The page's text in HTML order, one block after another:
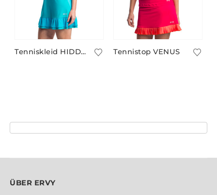
Tenniskleid HIDDENSEE Tennistop VENUS
ÜBER ERVY